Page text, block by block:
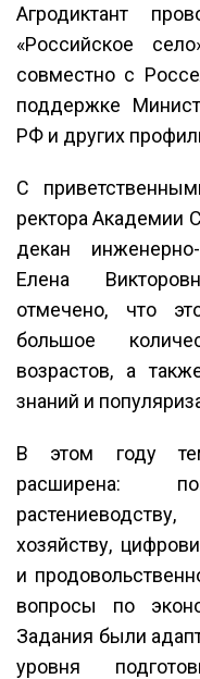
Агродиктант
«Российское
совместно с
поддержке
РФ и других
С
ректора Академии
декан инженерно-
Елена
отмечено, что
большое
возрастов, а
знаний и
В этом году
расширена:
хозяйству,
и
вопросы по
Задания были
уровня